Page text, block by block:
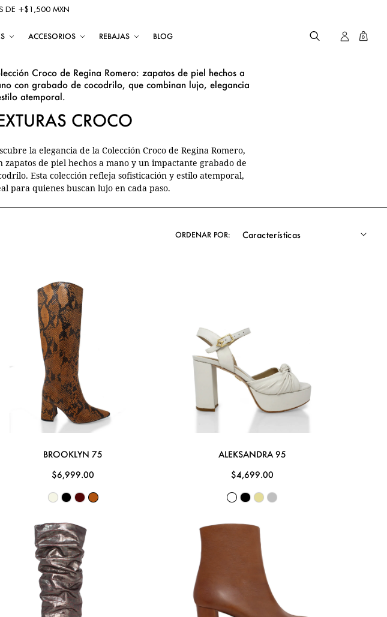
DE +$1,500 MXN
ACCESORIOS REBAJAS BLOG 0
Croco de Regina Romero: zapatos de piel hechos a
con grabado de cocodrilo, que combinan lujo, elegancia
atemporal.
CROCO
la elegancia de la Colección Croco de Regina Romero,
zapatos de piel hechos a mano y un impactante grabado de
Esta colección refleja sofisticación y estilo atemporal,
para quienes buscan lujo en cada paso.
ORDENAR POR:
BROOKLYN 75
$6,999.00
ALEKSANDRA 95
$4,699.00